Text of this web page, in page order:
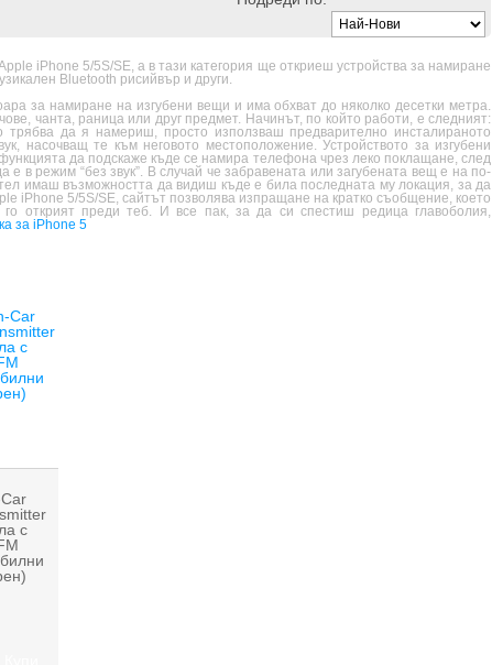
iPhone 5/5S/SE, а в тази категория ще откриеш устройства за намиране
Bluetooth рисийвър и други.
за намиране на изгубени вещи и има обхват до няколко десетки метра.
чанта, раница или друг предмет. Начинът, по който работи, е следният:
да я намериш, просто използваш предварително инсталираното
насочващ те към неговото местоположение. Устройството за изгубени
да подскаже къде се намира телефона чрез леко поклащане, след
в режим “без звук”. В случай че забравената или загубената вещ е на по-
имаш възможността да видиш къде е била последната му локация, за да
iPhone 5/5S/SE, сайтът позволява изпращане на кратко съобщение, което
открият преди теб. И все пак, за да си спестиш редица главоболия,
за iPhone 5
с